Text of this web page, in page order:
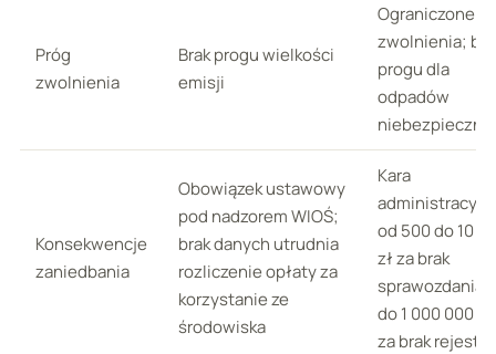
Próg
zwolnienia
Brak progu wielkości
emisji
Ograniczone
zwolnienia;
progu dla
odpadów
Konsekwencje
zaniedbania
Obowiązek ustawowy
pod nadzorem WIOŚ;
brak danych utrudnia
rozliczenie opłaty za
korzystanie ze
środowiska
Kara
od 500 do 10
zł za brak
sprawozdania;
do 1 000 000 zł
za brak